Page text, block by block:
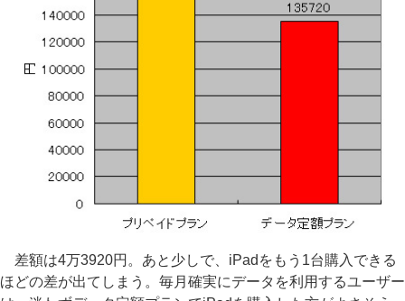
差額は4万3920円。あと少しで、iPadをもう1台購入できる
ほどの差が出てしまう。毎月確実にデータを利用するユーザー